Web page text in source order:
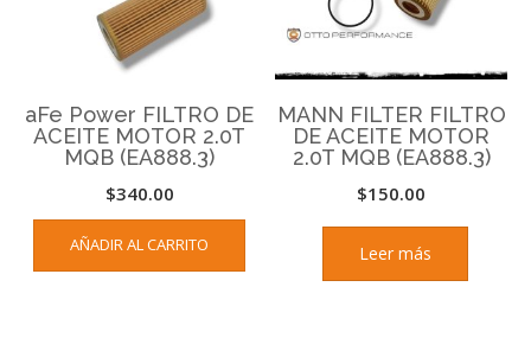
aFe Power FILTRO DE
ACEITE MOTOR 2.0T
MQB (EA888.3)
$340.00
AÑADIR AL CARRITO
MANN FILTER FILTRO
DE ACEITE MOTOR
2.0T MQB (EA888.3)
$150.00
Leer más